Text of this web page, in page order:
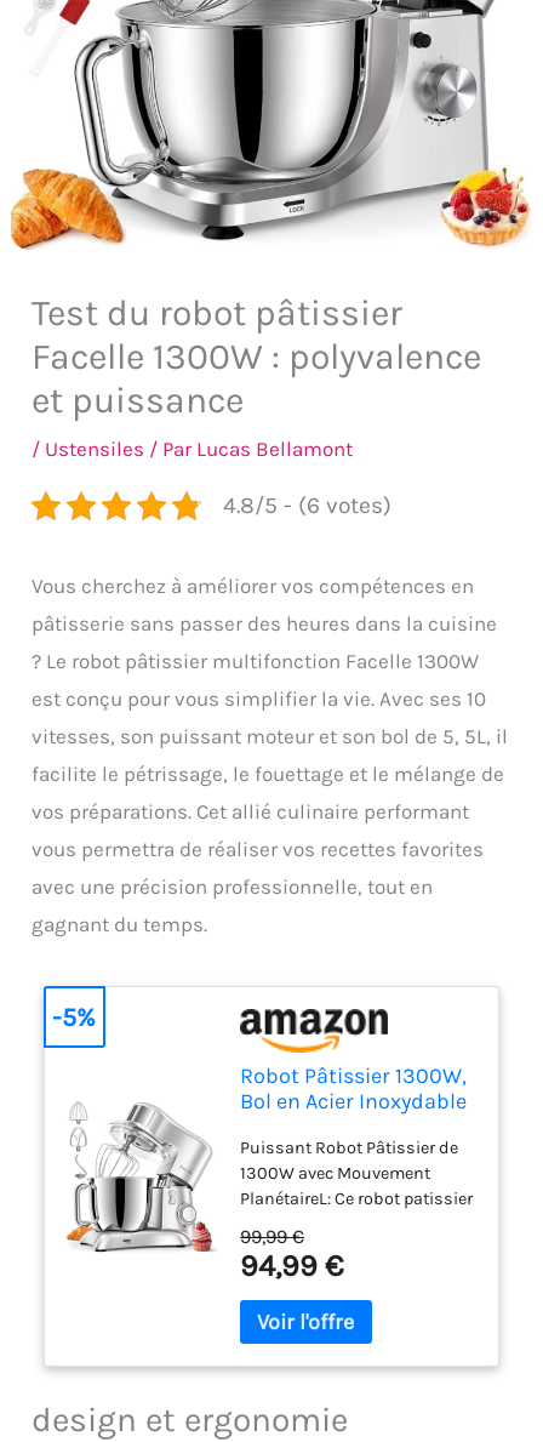
Test du robot pâtissier
Facelle 1300W : polyvalence
et puissance
/ Ustensiles / Par Lucas Bellamont
4.8/5 - (6 votes)
Vous cherchez à améliorer vos compétences en
pâtisserie sans passer des heures dans la cuisine
? Le robot pâtissier multifonction Facelle 1300W
est conçu pour vous simplifier la vie. Avec ses 10
vitesses, son puissant moteur et son bol de 5, 5L, il
facilite le pétrissage, le fouettage et le mélange de
vos préparations. Cet allié culinaire performant
vous permettra de réaliser vos recettes favorites
avec une précision professionnelle, tout en
gagnant du temps.
Robot Pâtissier 1300W,
Bol en Acier Inoxydable
Puissant Robot Pâtissier de
1300W avec Mouvement
PlanétaireL: Ce robot patissier
de 1300W garantit des
résultats professionnels avec
10 vitesses pour fouetter,
crémer et pétrir sans effort.
Son mouvement planétaire
homogène en raclant chaque
coin bol. Idéal pour la maison
ou la boulangerie, ce robot
99,99 €
94,99 €
-5%
design et ergonomie